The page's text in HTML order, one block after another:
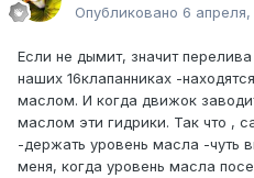
Опубликовано 6 апреля,
Если не дымит, значит
наших 16клапанниках -
маслом. И когда движок
маслом эти гидрики. Так что ,
-держать уровень масла -чуть
меня, когда уровень масла